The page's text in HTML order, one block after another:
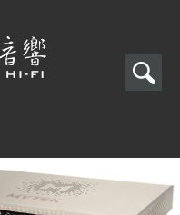
搜
表
搜
尋